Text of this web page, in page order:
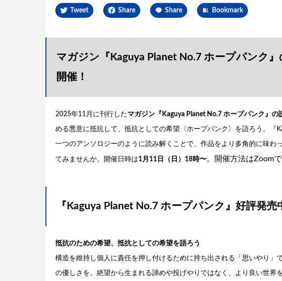
Tweet Share Share Bookmark
マガジン『Kaguya Planet No.7 ホープパンク』
開催！
2025年11月に刊行したマガジン『Kaguya Planet No.7 ホープパンク』の
める悪意に抵抗して、抵抗としての希望〈ホープパンク〉を語ろう。『
一つのアンソロジーのように読み解くことで、作品をより多角的に味わ
てみませんか。開催日時は1月11日（日）18時〜。開催方法はZoomで
『Kaguya Planet No.7 ホープパンク』好評発売
抵抗のための希望、抵抗としての希望を語ろう
構造を維持し個人に責任を押し付けるために持ち出される「思いやり」
の優しさを。絶望から生まれる諦めや投げやりではなく、より良い世界